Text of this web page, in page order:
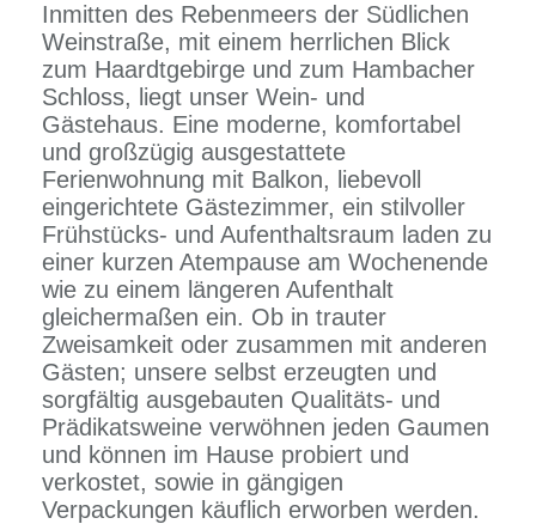
Inmitten des Rebenmeers der Südlichen
Weinstraße, mit einem herrlichen Blick
zum Haardtgebirge und zum Hambacher
Schloss, liegt unser Wein- und
Gästehaus. Eine moderne, komfortabel
und großzügig ausgestattete
Ferienwohnung mit Balkon, liebevoll
eingerichtete Gästezimmer, ein stilvoller
Frühstücks- und Aufenthaltsraum laden zu
einer kurzen Atempause am Wochenende
wie zu einem längeren Aufenthalt
gleichermaßen ein. Ob in trauter
Zweisamkeit oder zusammen mit anderen
Gästen; unsere selbst erzeugten und
sorgfältig ausgebauten Qualitäts- und
Prädikatsweine verwöhnen jeden Gaumen
und können im Hause probiert und
verkostet, sowie in gängigen
Verpackungen käuflich erworben werden.